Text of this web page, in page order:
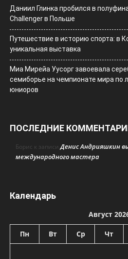
Даниил Глинка пробился в
Challenger в Польше
Путешествие в историю спорта: в
уникальная выставка
Миа Мирейа Уусорг завоевала
семиборье на чемпионате мира по
юниоров
ПОСЛЕДНИЕ
Борис к записиДенис Андрияшкин
международного мастера
Календарь
Август
Пн Вт Ср Чт